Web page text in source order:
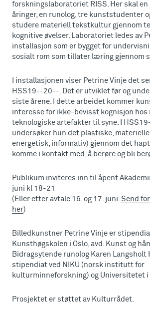
forskningslaboratoriet RISS. Her skal
åringer, en runolog, tre kunststudenter
studere materiell tekstkultur gjennom
kognitive øvelser. Laboratoriet ledes av
installasjon som er bygget for
sosialt rom som tillater læring gjennom
I installasjonen viser Petrine Vinje det
HSS19--20--. Det er utviklet før og
siste årene. I dette arbeidet kommer
interesse for ikke-bevisst kognisjon hos
teknologiske artefakter til syne. I
undersøker hun det plastiske,
energetisk, informativ) gjennom det
komme i kontakt med, å berøre og bli
Publikum inviteres inn til åpent
juni kl 18-21
(Eller etter avtale 16. og 17. juni. Send
her)
Billedkunstner Petrine Vinje er
Kunsthøgskolen i Oslo, avd. Kunst og
Bidragsytende runolog Karen Langsholt
stipendiat ved NIKU (norsk institutt for
kulturminneforskning) og Universitetet i
Prosjektet er støttet av Kulturrådet.